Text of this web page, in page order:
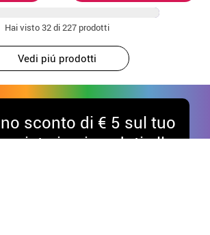
Hai visto32di 227 prodotti
Vedi piú prodotti
sconto di € 5 sul tuo
iscrivendoti alla